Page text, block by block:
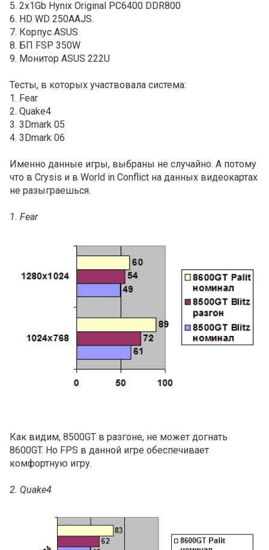
5. 2x1Gb Hynix Original PC6400 DDR800
6. HD WD 250AAJS.
7. Корпус ASUS
8. БП FSP 350W
9. Монитор ASUS 222U
Тесты, в которых участвовала система:
1. Fear
2. Quake4
3. 3Dmark 05
4. 3Dmark 06
Именно данные игры, выбраны не случайно. А потому
что в Crysis и в World in Conflict на данных видеокартах
не разыграешься.
1. Fear
Как видим, 8500GT в разгоне, не может догнать
8600GT. Но FPS в данной игре обеспечивает
комфортную игру.
2. Quake4